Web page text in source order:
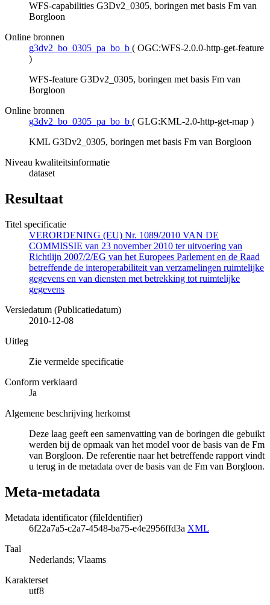
WFS-capabilities G3Dv2_0305, boringen met basis Fm van
Borgloon
Online bronnen
g3dv2_bo_0305_pa_bo_b ( OGC:WFS-2.0.0-http-get-feature
)
WFS-feature G3Dv2_0305, boringen met basis Fm van
Borgloon
Online bronnen
g3dv2_bo_0305_pa_bo_b ( GLG:KML-2.0-http-get-map )
KML G3Dv2_0305, boringen met basis Fm van Borgloon
Niveau kwaliteitsinformatie
dataset
Resultaat
Titel specificatie
VERORDENING (EU) Nr. 1089/2010 VAN DE
COMMISSIE van 23 november 2010 ter uitvoering van
Richtlijn 2007/2/EG van het Europees Parlement en de Raad
betreffende de interoperabiliteit van verzamelingen ruimtelijke
gegevens en van diensten met betrekking tot ruimtelijke
gegevens
Versiedatum (Publicatiedatum)
2010-12-08
Uitleg
Zie vermelde specificatie
Conform verklaard
Ja
Algemene beschrijving herkomst
Deze laag geeft een samenvatting van de boringen die gebuikt
werden bij de opmaak van het model voor de basis van de Fm
van Borgloon. De referentie naar het betreffende rapport vindt
u terug in de metadata over de basis van de Fm van Borgloon.
Meta-metadata
Metadata identificator (fileIdentifier)
6f22a7a5-c2a7-4548-ba75-e4e2956ffd3a XML
Taal
Nederlands; Vlaams
Karakterset
utf8